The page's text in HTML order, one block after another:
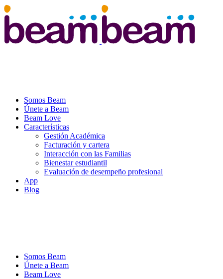
Somos Beam
Únete a Beam
Beam Love
Características
Gestión Académica
Facturación y cartera
Interacción con las Familias
Bienestar estudiantil
Evaluación de desempeño profesional
App
Blog
Somos Beam
Únete a Beam
Beam Love